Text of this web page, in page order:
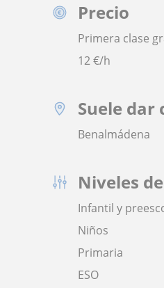
Precio
Primera clase
12€/h
Suele dar
Benalmádena
Niveles
Infantil y
Niños
Primaria
ESO